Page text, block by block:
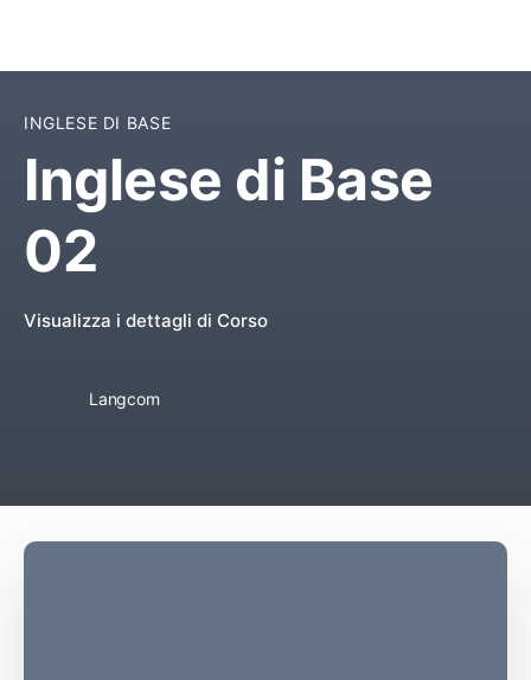
INGLESE DI BASE
Inglese di Base
02
Visualizza i dettagli di Corso
Langcom